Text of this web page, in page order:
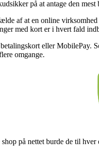
på at antage den mest
af at en online
med kort er i hvert fald
eller MobilePay.
omgange.
på nettet burde de til